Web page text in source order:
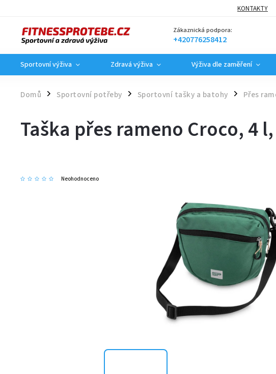
KONTAKTY
Zákaznická podpora:
+420776258412
Sportovní výživa Zdravá výživa Výživa dle zaměření
Domů / Sportovní potřeby / Sportovní tašky a batohy / Přes
Taška přes rameno Croco, 4
Neohodnoceno